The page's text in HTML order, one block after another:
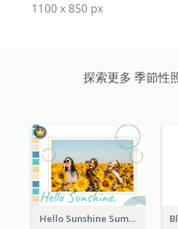
1100 x 850 px
探索更多 季節性
Hello Sunshine Summer Holidays Seasonal Photo Book